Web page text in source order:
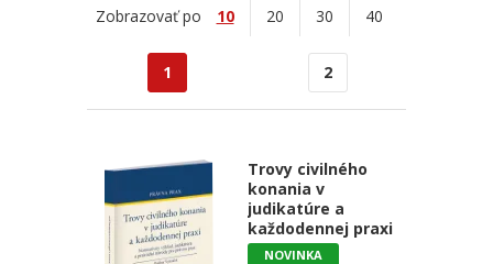
Zobrazovať po 10 20 30 40
1 2
Trovy civilného
konania v
judikatúre a
každodennej praxi
NOVINKA